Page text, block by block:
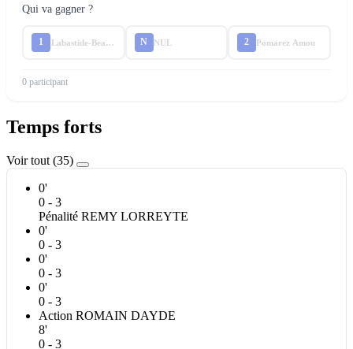
Qui va gagner ?
1 Labastide-Beauvoir N NUL 2 Pomarez Amou
0 participant
Temps forts
Voir tout (35)
0'
0 - 3
Pénalité REMY LORREYTE
0'
0 - 3
0'
0 - 3
0'
0 - 3
Action ROMAIN DAYDE
8'
0 - 3